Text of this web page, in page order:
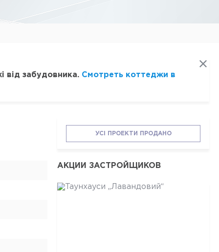
від забудовника. Смотреть коттеджи в
УСІ ПРОЕКТИ ПРОДАНО
АКЦИИ ЗАСТРОЙЩИКОВ